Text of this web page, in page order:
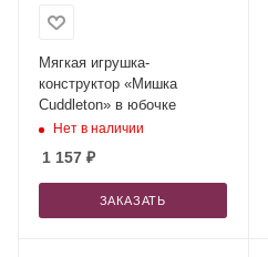
Мягкая игрушка-
конструктор «Мишка
Cuddleton» в юбочке
Нет в наличии
1 157 ₽
ЗАКАЗАТЬ